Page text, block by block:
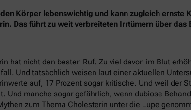
den Körper lebenswichtig und kann zugleich
Das führt zu weit verbreiteten Irrtümern über
hat nicht den besten Ruf. Zu viel davon im Blut
Und tatsächlich weisen laut einer aktuellen
auf, 17 Prozent sogar kritische. Und weil der
Und manche sogar gefährlich, wenn dubiose
zum Thema Cholesterin unter die Lupe